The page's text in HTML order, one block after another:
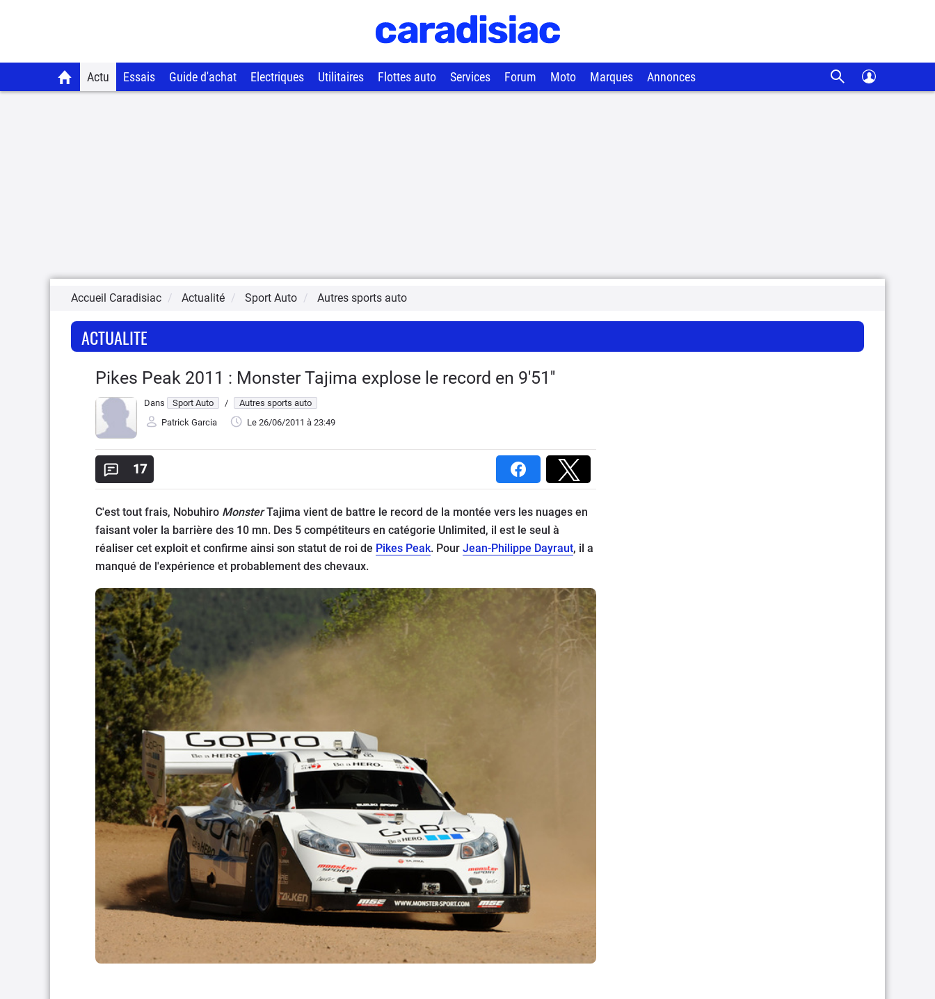
Actu Essais Guide d'achat Electriques Utilitaires Flottes auto Services Forum Moto Marques Annonces
Accueil Caradisiac Actualité Sport Auto Autres sports auto
ACTUALITE
Pikes Peak 2011 : Monster Tajima explose le record en 9'51''
Dans Sport Auto /
Autres sports auto
Patrick Garcia
Le 26/06/2011 à 23:49
17
C'est tout frais, Nobuhiro MonsterTajima vient de battre le record de la montée vers les nuages en
faisant voler la barrière des 10 mn. Des 5 compétiteurs en catégorie Unlimited, il est le seul à
réaliser cet exploit et confirme ainsi son statut de roi de Pikes Peak. Pour Jean-Philippe Dayraut, il a
manqué de l'expérience et probablement des chevaux.